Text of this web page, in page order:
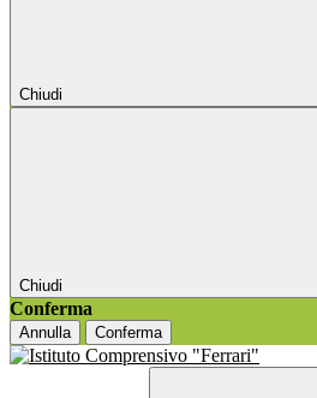
Chiudi
Chiudi
Conferma
Annulla Conferma